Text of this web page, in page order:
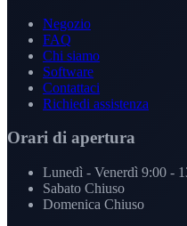
Negozio
FAQ
Chi siamo
Software
Contattaci
Richiedi assistenza
Orari di apertura
Lunedì - Venerdì 9:00 -
Sabato Chiuso
Domenica Chiuso